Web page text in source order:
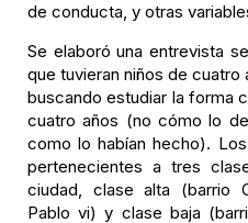
de conducta, y otras
Se elaboró una entrevista
que tuvieran niños de
buscando estudiar la forma
cuatro años (no cómo lo
como lo habían hecho).
pertenecientes a tres
ciudad, clase alta (barrio
Pablo vi) y clase baja